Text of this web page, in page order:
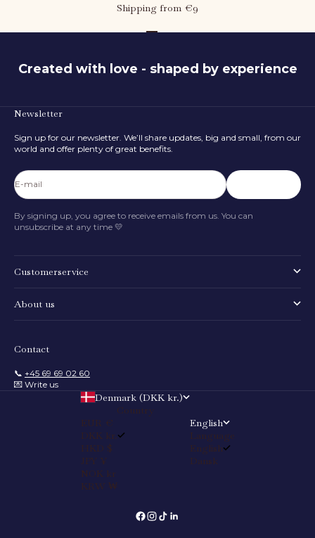
Shipping from €9
Created with love - shaped by experience
Newsletter
Sign up for our newsletter. We’ll share updates, big and small, from our
world and offer plenty of great benefits.
E-mail
By signing up, you agree to receive emails from us. You can
unsubscribe at any time 💛
Customerservice
About us
Contact
📞 +45 69 69 02 60
💌 Write us
Denmark (DKK kr.)
Country
EUR €
DKK kr.
HKD $
JPY ¥
NOK kr
KRW ₩
English
Language
English
Dansk